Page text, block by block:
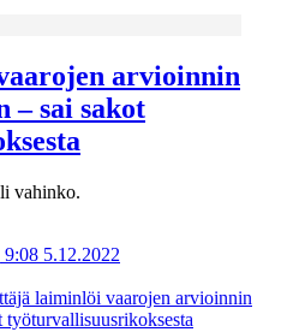
arvioinnin
– sai sakot
vahinko.
9:08 5.12.2022
laiminlöi vaarojen arvioinnin
työturvallisuusrikoksesta